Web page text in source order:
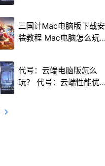
三国计Mac电脑版下载安
装教程 Mac电脑怎么玩
代号：云端电脑版怎么
玩？ 代号：云端性能优